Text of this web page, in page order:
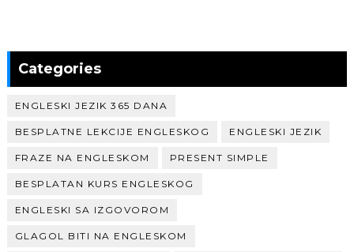
Categories
ENGLESKI JEZIK 365 DANA
BESPLATNE LEKCIJE ENGLESKOG ENGLESKI JEZIK
FRAZE NA ENGLESKOM PRESENT SIMPLE
BESPLATAN KURS ENGLESKOG
ENGLESKI SA IZGOVOROM
GLAGOL BITI NA ENGLESKOM